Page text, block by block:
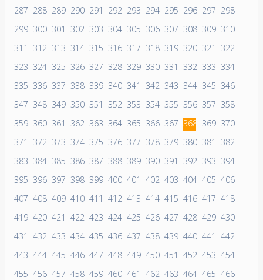
287 288 289 290 291 292 293 294 295 296 297 298
299 300 301 302 303 304 305 306 307 308 309 310
311
312 313 314 315 316 317 318 319 320 321
322
323 324 325 326 327 328 329 330 331 332 333 334
335 336 337 338 339 340 341 342 343 344 345 346
347 348 349 350 351 352 353 354 355 356 357 358
359 360 361 362 363 364 365 366 367 368 369 370
371
372 373 374 375 376 377 378 379 380 381
382
383 384 385 386 387 388 389 390 391 392 393 394
395 396 397 398 399 400 401 402 403 404 405 406
407 408 409 410 411 412 413 414 415 416 417 418
419 420 421 422 423 424 425 426 427 428 429 430
431 432 433 434 435 436 437 438 439 440 441 442
443 444 445 446 447 448 449 450 451 452 453 454
455 456 457 458 459 460 461 462 463 464 465 466